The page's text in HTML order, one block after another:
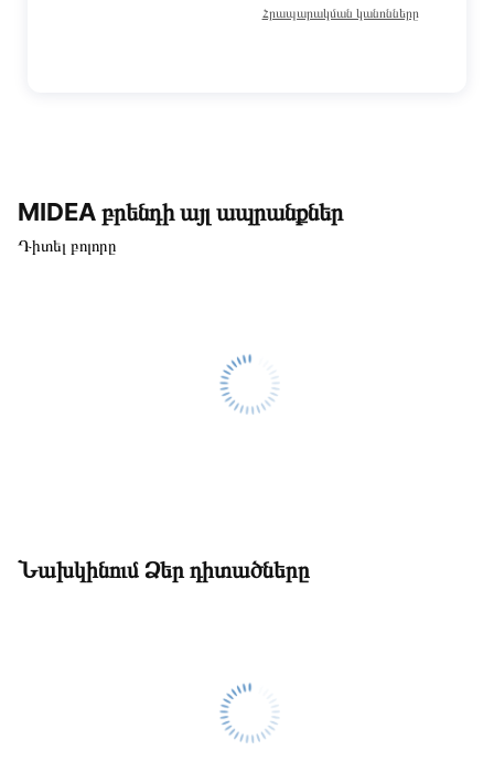
Հրապարակման կանոնները
MIDEA բրենդի այլ ապրանքներ
Դիտել բոլորը
Նախկինում Ձեր դիտածները